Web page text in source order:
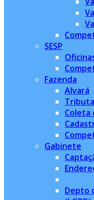
SESP
Fazenda
Alvará
Coleta
Gabinete
Depto